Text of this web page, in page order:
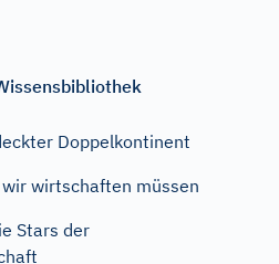
Doppelkontinent
wirtschaften müssen
Stars der